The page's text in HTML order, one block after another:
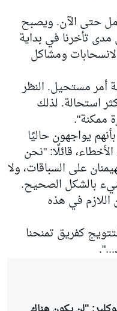
حتى الآن. ويصبح
مدى تأخرنا في بداية
ومشاكل
أمر مستحيل. النظر
استحالة. لذلك
ممكنة".
يواجهون حاليًا
قائلًا: "نحن
على السباقات، ولا
بالشكل الصحيح.
في هذه
كفريق تمنحنا